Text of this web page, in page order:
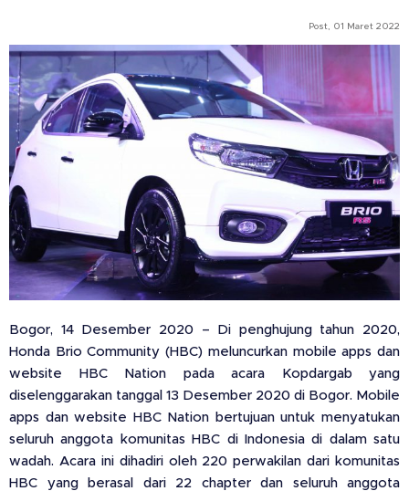
Post, 01 Maret 2022
Bogor, 14 Desember 2020 – Di penghujung tahun 2020,
Honda Brio Community (HBC) meluncurkan mobile apps dan
website HBC Nation pada acara Kopdargab yang
diselenggarakan tanggal 13 Desember 2020 di Bogor. Mobile
apps dan website HBC Nation bertujuan untuk menyatukan
seluruh anggota komunitas HBC di Indonesia di dalam satu
wadah. Acara ini dihadiri oleh 220 perwakilan dari komunitas
HBC yang berasal dari 22 chapter dan seluruh anggota